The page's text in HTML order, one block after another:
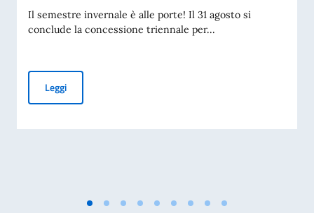
Il semestre invernale è alle porte! Il 31 agosto si
conclude la concessione triennale per...
LeggiProgramma 2026/2027 – Corsi di lingua e cultura italiana